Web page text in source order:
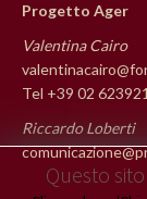
Questo
Progetto Ager
Valentina Cairo
Tel +39 02
Riccardo Loberti